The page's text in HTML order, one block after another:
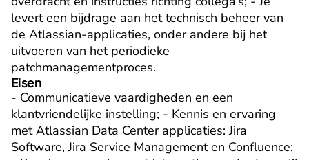
levert een bijdrage aan het technisch beheer van
de Atlassian-applicaties, onder andere bij het
uitvoeren van het periodieke
patchmanagementproces.
Eisen
- Communicatieve vaardigheden en een
klantvriendelijke instelling; - Kennis en ervaring
met Atlassian Data Center applicaties: Jira
Software, Jira Service Management en Confluence;